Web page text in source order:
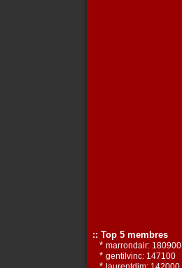
:: Top 5 membres
* marrondair: 180900
* gentilvinc: 147100